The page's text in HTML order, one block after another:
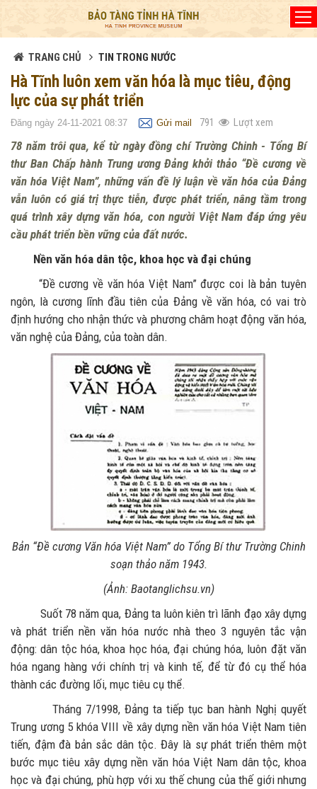
TRANG CHỦ TIN TRONG NƯỚC
Hà Tĩnh luôn xem văn hóa là mục tiêu, động
lực của sự phát triển
Đăng ngày 24-11-2021 08:37 Gửi mail 791 Lượt xem
78 năm trôi qua, kể từ ngày đồng chí Trường Chinh - Tổng Bí
thư Ban Chấp hành Trung ương Đảng khởi thảo “Đề cương về
văn hóa Việt Nam”, những vấn đề lý luận về văn hóa của Đảng
vẫn luôn có giá trị thực tiễn, được phát triển, nâng tầm trong
quá trình xây dựng văn hóa, con người Việt Nam đáp ứng yêu
cầu phát triển bền vững của đất nước.
Nền văn hóa dân tộc, khoa học và đại chúng
“Đề cương về văn hóa Việt Nam” được coi là bản tuyên
ngôn, là cương lĩnh đầu tiên của Đảng về văn hóa, có vai trò
định hướng cho nhận thức và phương châm hoạt động văn hóa,
văn nghệ của Đảng, của toàn dân.
Bản “Đề cương Văn hóa Việt Nam” do Tổng Bí thư Trường Chinh
soạn thảo năm 1943.
(Ảnh: Baotanglichsu.vn)
Suốt 78 năm qua, Đảng ta luôn kiên trì lãnh đạo xây dựng
và phát triển nền văn hóa nước nhà theo 3 nguyên tắc vận
động: dân tộc hóa, khoa học hóa, đại chúng hóa, luôn đặt văn
hóa ngang hàng với chính trị và kinh tế, để từ đó cụ thể hóa
thành các đường lối, mục tiêu cụ thể.
Tháng 7/1998, Đảng ta tiếp tục ban hành Nghị quyết
Trung ương 5 khóa VIII về xây dựng nền văn hóa Việt Nam tiên
tiến, đậm đà bản sắc dân tộc. Đây là sự phát triển thêm một
bước mục tiêu xây dựng nền văn hóa Việt Nam dân tộc, khoa
học và đại chúng, phù hợp với xu thế chung của thế giới nhưng
Đã kết nối EMC